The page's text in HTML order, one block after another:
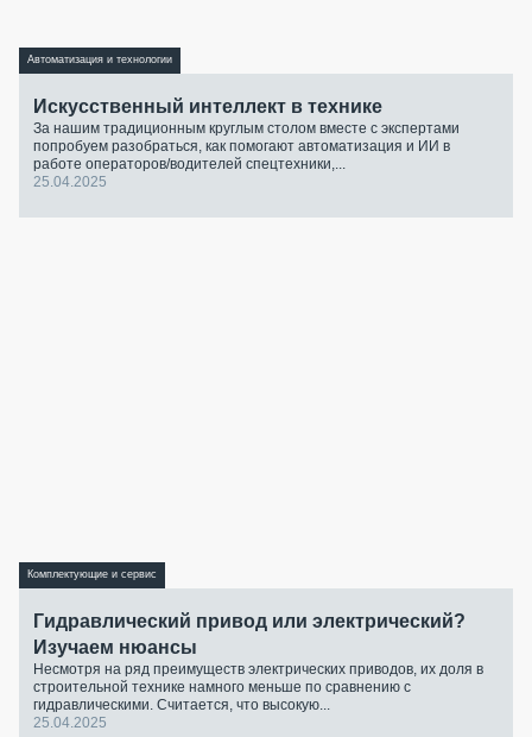
Автоматизация и технологии
Искусственный интеллект в технике
За нашим традиционным круглым столом вместе с экспертами
попробуем разобраться, как помогают автоматизация и ИИ в
работе операторов/водителей спецтехники,...
25.04.2025
Комплектующие и сервис
Гидравлический привод или электрический?
Изучаем нюансы
Несмотря на ряд преимуществ электрических приводов, их доля в
строительной технике намного меньше по сравнению с
гидравлическими. Считается, что высокую...
25.04.2025